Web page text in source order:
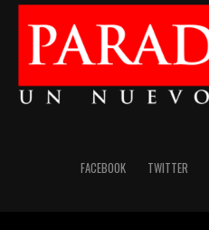
FACEBOOK TWITTER